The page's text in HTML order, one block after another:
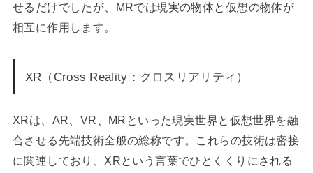
せるだけでしたが、MRでは現実の物体と仮想の物体が
相互に作用します。
XR（Cross Reality：クロスリアリティ）
XRは、AR、VR、MRといった現実世界と仮想世界を融
合させる先端技術全般の総称です。これらの技術は密接
に関連しており、XRという言葉でひとくくりにされる